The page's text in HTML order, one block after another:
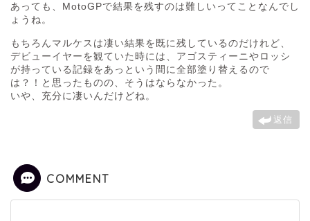
あっても、MotoGPで結果を残すのは難しいってことなんでし
ょうね。
もちろんマルケスは凄い結果を既に残しているのだけれど、
デビューイヤーを観ていた時には、アゴスティーニやロッシ
が持っている記録をあっという間に全部塗り替えるので
は？！と思ったものの、そうはならなかった。
いや、充分に凄いんだけどね。
返信
COMMENT